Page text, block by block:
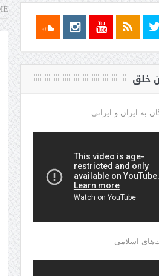
خلق
به ایران و ایرانی.
اسلامی